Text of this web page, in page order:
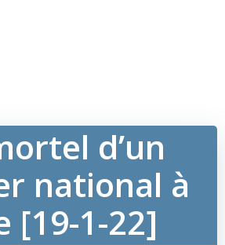
d’un
national à
[19-1-22]